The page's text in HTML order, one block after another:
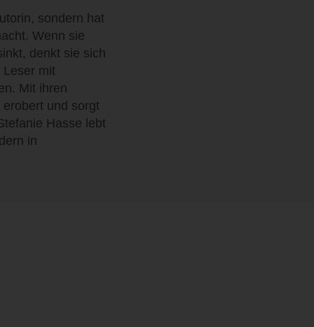
sondern hat
Wenn sie
denkt sie sich
Leser mit
Mit ihren
und sorgt
Hasse lebt
in